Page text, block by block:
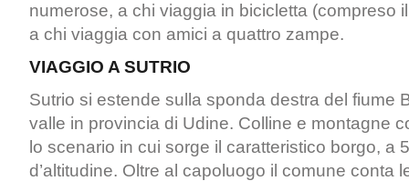
numerose, a chi viaggia in bicicletta (compreso
a chi viaggia con amici a quattro zampe.
VIAGGIO A SUTRIO
Sutrio si estende sulla sponda destra del fiume
valle in provincia di Udine. Colline e montagne
lo scenario in cui sorge il caratteristico borgo, a
d’altitudine. Oltre al capoluogo il comune conta